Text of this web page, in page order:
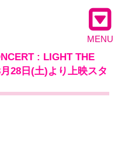
MENU
: LIGHT THE
28日(土)より上映スタ